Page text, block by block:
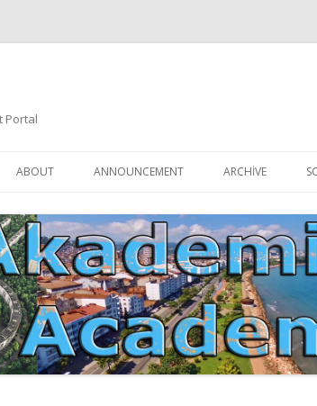
Portal
atla
ABOUT
EDITORIAL BOARD
ETIK KURUL | ETHICAL BOARDS
İNDEKSLER
JOURNAL HISTORY | DERGI
TARIHÇESI
ANNOUNCEMENT ARCHIVE